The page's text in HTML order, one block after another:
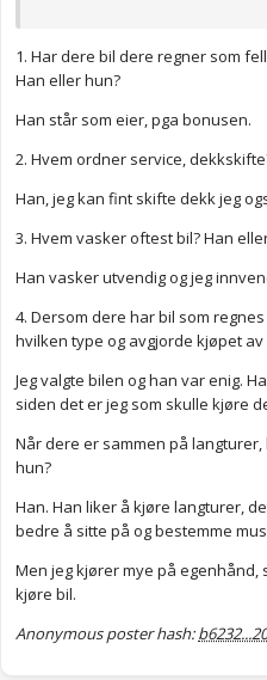
1. Har dere bil dere regner som
Han eller hun?
Han står som eier, pga bonusen.
2. Hvem ordner service,
Han, jeg kan fint skifte dekk jeg
3. Hvem vasker oftest bil? Han
Han vasker utvendig og jeg
4. Dersom dere har bil som
hvilken type og avgjorde kjøpet
Jeg valgte bilen og han var enig.
siden det er jeg som skulle kjøre
Når dere er sammen på
hun?
Han. Han liker å kjøre langturer,
bedre å sitte på og bestemme
Men jeg kjører mye på
kjøre bil.
Anonymous poster hash: